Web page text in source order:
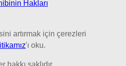
Hakları
artırmak için çerezleri
'ı oku.
hakkı saklıdır.